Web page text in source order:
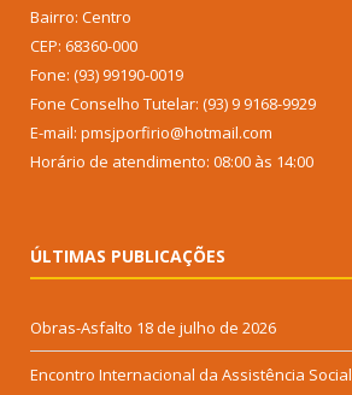
Bairro: Centro
CEP: 68360-000
Fone: (93) 99190-0019
Fone Conselho Tutelar: (93) 9 9168-9929
E-mail: pmsjporfirio@hotmail.com
Horário de atendimento: 08:00 às 14:00
ÚLTIMAS PUBLICAÇÕES
Obras-Asfalto 18 de julho de 2026
Encontro Internacional da Assistência Social